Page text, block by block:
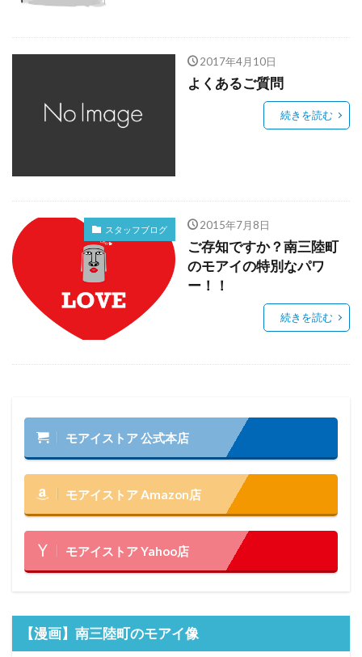
2017年4月10日
よくあるご質問
続きを読む
スタッフブログ 2015年7月8日
ご存知ですか？南三陸町
のモアイの特別なパワ
ー！！
続きを読む
モアイストア 公式本店
モアイストア Amazon店
モアイストア Yahoo店
【漫画】南三陸町のモアイ像